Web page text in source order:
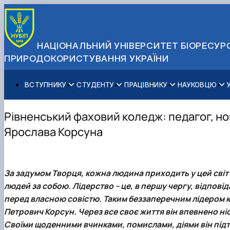
НАЦІОНАЛЬНИЙ УНІВЕРСИТЕТ
ПРИРОДОКОРИСТУВАННЯ УКРАЇНИ
ВСТУПНИКУ
Вступ до НУБіП України 2026
Приймальна комісія
Правила прийому
Для осіб з тимчасово окупованих територій
Для іноземців / For foreigners
Військова освіта
СТУДЕНТУ
Навчання
Додаткова освіта
Позанавчальна діяльність
Студентське самоврядування
ПРАЦІВНИКУ
Освітній процес
Міжнародна діяльність
Довідкова інформація
Профспілкова організація
НАУКОВЦЮ
Наукова діяльність
Аспіранту / Докторанту
Захисти дисертацій
Законодавче та нормативне забезпечення
Наукові видання
Наука для бізнесу
Управління і самоврядування
Загальна інформація
Офіційні документи
Стратегія розвитку на період 2026-2030рр.
Офіційна символіка
Антикорупційні заходи
Гендерна радниця
Контактна інформація
Рівненський фаховий коледж: педагог,
Ярослава Корсуна
За задумом Творця, кожна людина приходить у цей світ
людей за собою. Лідерство – це, в першу чергу,
перед власною совістю. Таким беззаперечним лідером
Петрович Корсун. Через все своє життя він впевнено
Своїми щоденними вчинками, помислами, діями він